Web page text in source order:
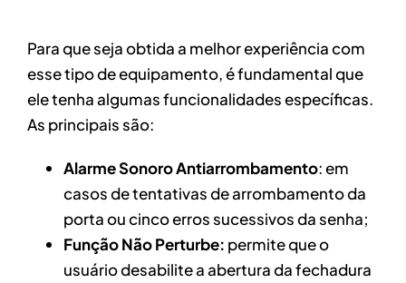
Para que seja obtida a melhor experiência com
esse tipo de equipamento, é fundamental que
ele tenha algumas funcionalidades específicas.
As principais são:
Alarme Sonoro Antiarrombamento: em
casos de tentativas de arrombamento da
porta ou cinco erros sucessivos da senha;
Função Não Perturbe: permite que o
usuário desabilite a abertura da fechadura